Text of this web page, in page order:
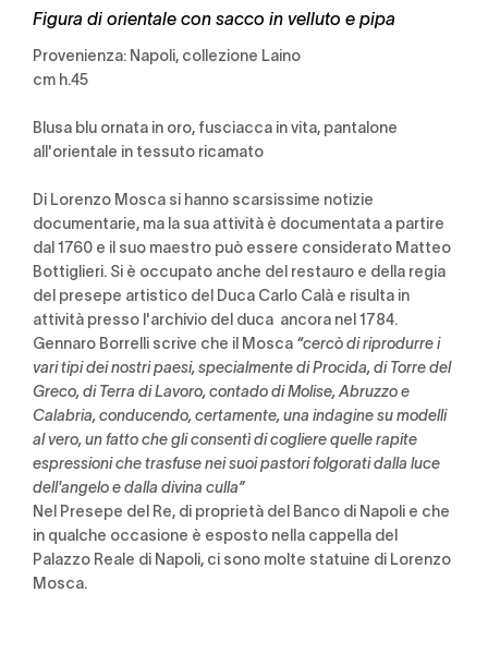
Figura di orientale con sacco in velluto e pipa
Provenienza: Napoli, collezione Laino
cm h.45
Blusa blu ornata in oro, fusciacca in vita, pantalone
all'orientale in tessuto ricamato
Di Lorenzo Mosca si hanno scarsissime notizie
documentarie, ma la sua attività è documentata a partire
dal 1760 e il suo maestro può essere considerato Matteo
Bottiglieri. Si è occupato anche del restauro e della regia
del presepe artistico del Duca Carlo Calà e risulta in
attività presso l'archivio del duca ancora nel 1784.
Gennaro Borrelli scrive che il Mosca “cercò di riprodurre i
vari tipi dei nostri paesi, specialmente di Procida, di Torre del
Greco, di Terra di Lavoro, contado di Molise, Abruzzo e
Calabria, conducendo, certamente, una indagine su modelli
al vero, un fatto che gli consentì di cogliere quelle rapite
espressioni che trasfuse nei suoi pastori folgorati dalla luce
dell'angelo e dalla divina culla”
Nel Presepe del Re, di proprietà del Banco di Napoli e che
in qualche occasione è esposto nella cappella del
Palazzo Reale di Napoli, ci sono molte statuine di Lorenzo
Mosca.